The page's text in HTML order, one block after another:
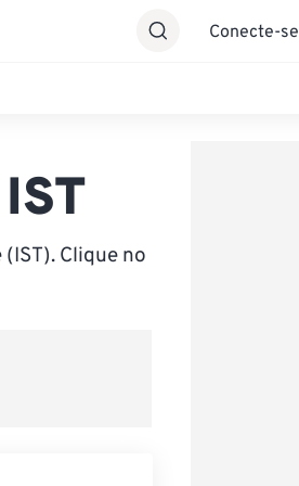
Conecte-se
Clique no